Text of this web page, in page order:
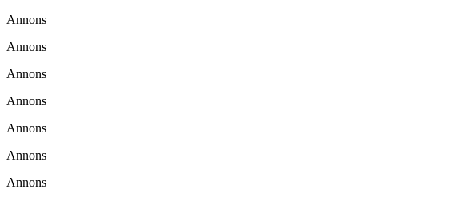
Annons
Annons
Annons
Annons
Annons
Annons
Annons